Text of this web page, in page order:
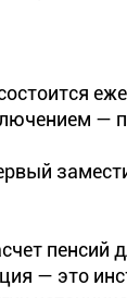
пенсий
— это